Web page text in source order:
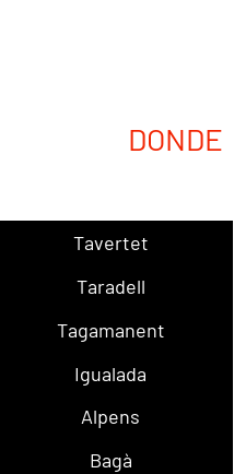
DONDE
Tavertet
Taradell
Tagamanent
Igualada
Alpens
Bagà